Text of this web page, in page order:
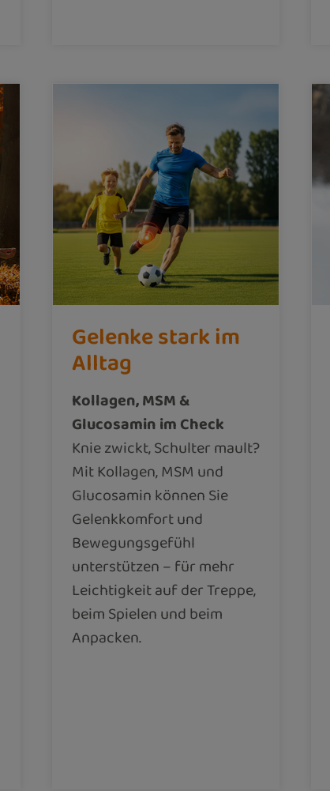
Gelenke stark im
Alltag
Kollagen, MSM &
Glucosamin im Check
Knie zwickt, Schulter mault?
Mit Kollagen, MSM und
Glucosamin können Sie
Gelenkkomfort und
Bewegungsgefühl
unterstützen – für mehr
Leichtigkeit auf der Treppe,
beim Spielen und beim
Anpacken.